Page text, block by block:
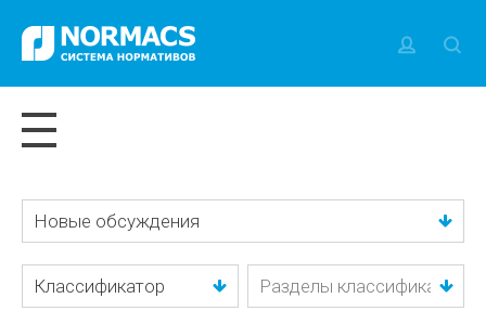
Новые обсуждения
Классификатор